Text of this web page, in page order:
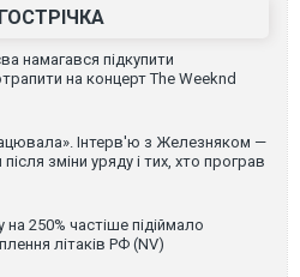
намагався підкупити
на концерт The Weeknd
Інтерв'ю з Железняком —
зміни уряду і тих, хто програв
250% частіше підіймало
літаків РФ (NV)